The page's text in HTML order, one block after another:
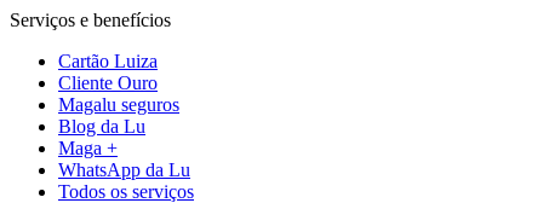
Serviços e benefícios
Cartão Luiza
Cliente Ouro
Magalu seguros
Blog da Lu
Maga +
WhatsApp da Lu
Todos os serviços